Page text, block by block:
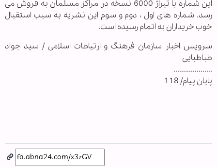
این شماره با تیراژ 6000 نسخه در مراکز مسلمان به فروش می
رسد. شماره های اول ، دوم و سوم این نشریه به سبب استقبال
خوب خریداران به اتمام رسیده است.
سرویس اخبار سازمان فرهنگ و ارتیاطات اسلامی / سید جواد
طباطبایی
....................
پایان پیام/ 118